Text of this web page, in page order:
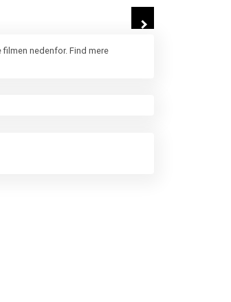
nedenfor. Find mere